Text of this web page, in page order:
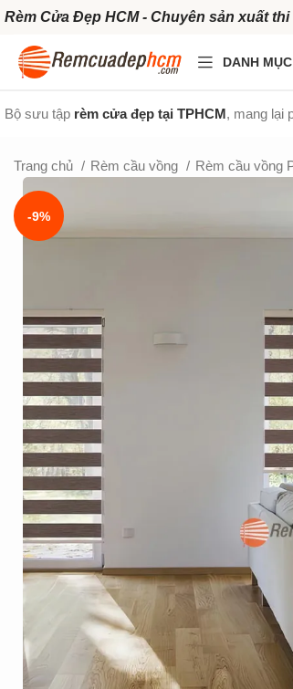
Rèm Cửa Đẹp HCM - Chuyên sản xuất
DANH MỤC
Bộ sưu tập rèm cửa đẹp tại TPHCM, mang lại
Trang chủ Rèm cầu vồng Rèm cầu vồng
-9%